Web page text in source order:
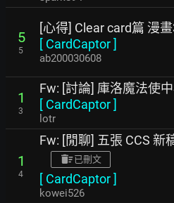
5
5
[心得] Clear card篇 漫
[ CardCaptor]
ab200030608
1
3
Fw: [討論] 庫洛魔法使
[ CardCaptor]
lotr
1
4
Fw: [閒聊] 五張 CCS 新
已刪文
[ CardCaptor]
kowei526